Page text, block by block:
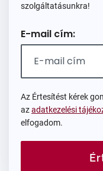
szolgáltatásunkra!
E-mail cím:
Az Értesítést kérek
azadatkezelési
elfogadom.